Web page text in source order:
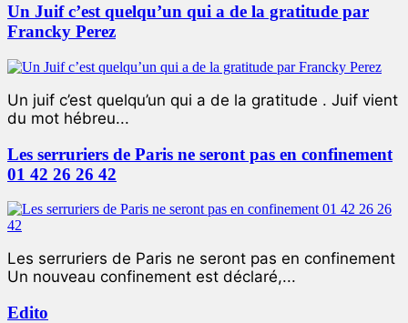
Un Juif c’est quelqu’un qui a de la gratitude par
Francky Perez
Un juif c’est quelqu’un qui a de la gratitude . Juif vient
du mot hébreu...
Les serruriers de Paris ne seront pas en confinement
01 42 26 26 42
Les serruriers de Paris ne seront pas en confinement
Un nouveau confinement est déclaré,...
Edito